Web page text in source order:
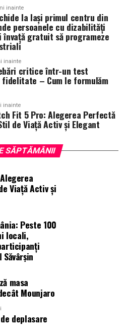
,News.ro
,Cinefilia,Daily
inainte
la Iași primul centru din
persoanele cu dizabilități
gratuit să programeze
inainte
critice într-un test
– Cum le formulăm
inainte
Fit 5 Pro: Alegerea Perfectă
de Viață Activ și Elegant
SĂPTĂMÂNII
Viață Activ și
Peste 100
locali,
masa
Mounjaro
deplasare